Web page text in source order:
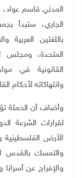
الجاري، ستبدأ
باللغتين العربية
المتحدة، ومجلس
القانونية في
وانتهاكاته لأحكام
وأضاف أن الحملة
لقرارات الشرعة
الأرض
والتمسك بالقدس
والإفراج عن